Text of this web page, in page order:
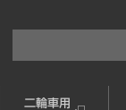
二輪車用